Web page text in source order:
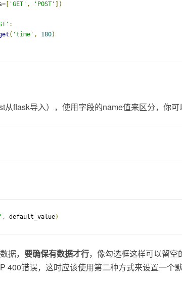
=[ 'GET' , 'POST'
])
:
( 'time' , 180)
flask导入），使用字段的name值来区分，你可
, default_value)
据， 要确保有数据才行，像勾选框这样可以留
400错误，这时应该使用第二种方式来设置一个默